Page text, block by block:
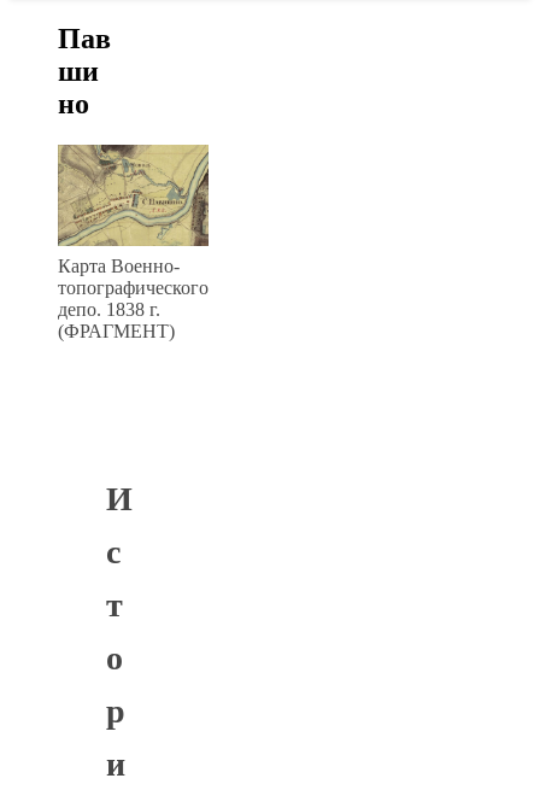
Пав
ши
но
Карта Военно-
топографического
депо. 1838 г.
(ФРАГМЕНТ)
И
с
т
о
р
и